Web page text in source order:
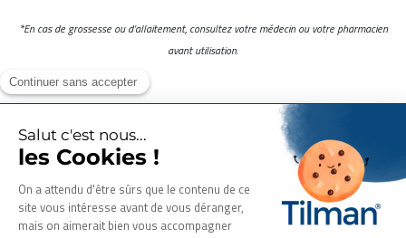
*En cas de grossesse ou d’allaitement, consultez votre médecin ou votre pharmacien
avant utilisation.
Laboratoire pharmaceutique